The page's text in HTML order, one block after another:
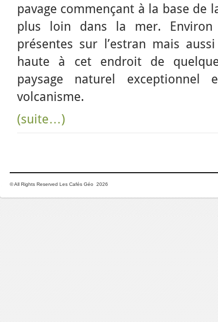
pavage commençant à la base de
plus loin dans la mer.
présentes sur l’estran mais
haute à cet endroit de
paysage naturel
volcanisme.
(suite…)
© All Rights Reserved Les Cafés Géo 2026